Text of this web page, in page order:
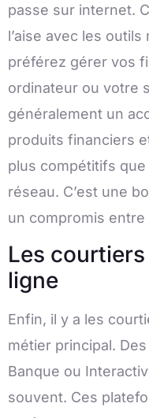
passe sur internet.
l’aise avec les
préférez gérer vos
ordinateur ou votre
généralement un
produits financiers
plus compétitifs
réseau. C’est une
un compromis
Les
ligne
Enfin, il y a les
métier principal.
Banque ou
souvent. Ces